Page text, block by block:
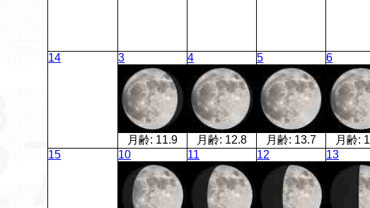
14
3
月齢: 11.9
4
月齢: 12.8
5
月齢: 13.7
6
月齢:
15
10 11 12 13